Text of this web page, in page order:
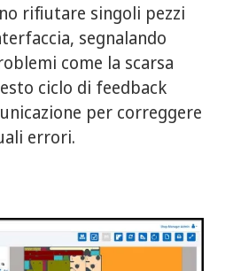
rifiutare singoli pezzi
segnalando
come la scarsa
ciclo di feedback
per correggere
errori.